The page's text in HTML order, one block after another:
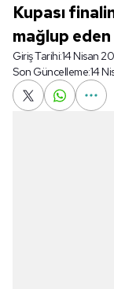
Kupası
mağlup
Giriş Tarihi:14 Nisan
Son Güncelleme:14